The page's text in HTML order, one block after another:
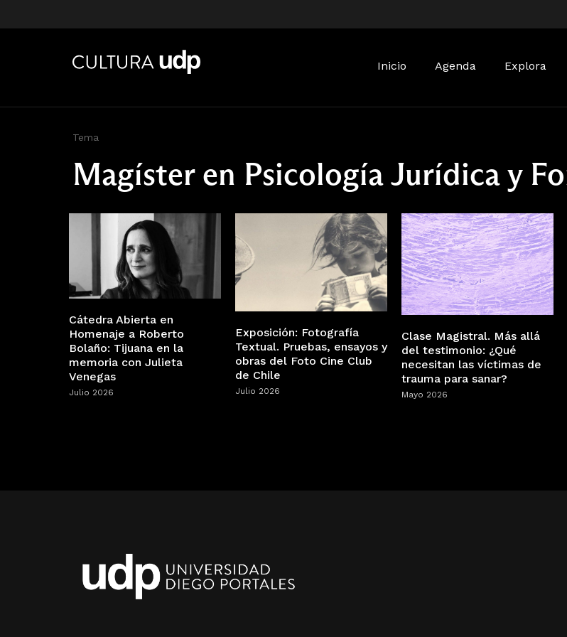
Inicio Agenda Explora
Tema
Magíster en Psicología Jurídica y
Cátedra Abierta en
Homenaje a Roberto
Bolaño: Tijuana en la
memoria con Julieta
Venegas
Julio 2026
Exposición: Fotografía
Textual. Pruebas, ensayos y
obras del Foto Cine Club
de Chile
Julio 2026
Clase Magistral. Más allá
del testimonio: ¿Qué
necesitan las víctimas de
trauma para sanar?
Mayo 2026